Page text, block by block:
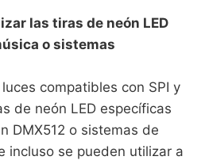
las tiras de neón LED
o sistemas
compatibles con SPI y
de neón LED específicas
DMX512 o sistemas de
incluso se pueden utilizar a